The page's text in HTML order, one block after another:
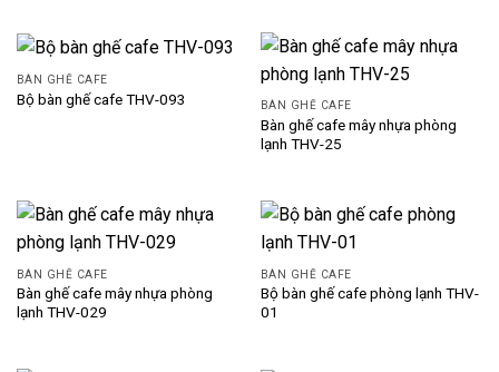
BÀN GHẾ CAFE
Bộ bàn ghế cafe THV-093 BÀN GHẾ CAFE
Bàn ghế cafe mây nhựa phòng
lạnh THV-25
BÀN GHẾ CAFE
Bàn ghế cafe mây nhựa phòng
lạnh THV-029
BÀN GHẾ CAFE
Bộ bàn ghế cafe phòng lạnh THV-
01